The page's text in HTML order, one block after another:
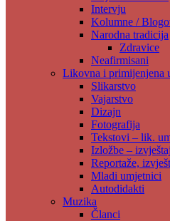
Intervju
Kolumne /
Narodna tradicija
Zdravice
Neafirmisani
Likovna i primijenjena
Slikarstvo
Vajarstvo
Dizajn
Fotografija
Tekstovi – lik.
Izložbe –
Reportaže,
Mladi umjetnici
Autodidakti
Muzika
Članci